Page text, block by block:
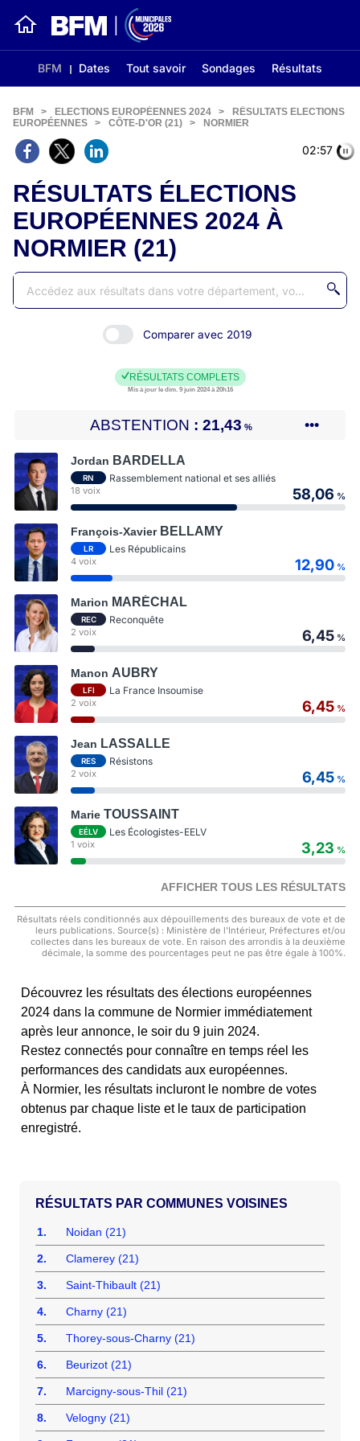
BFM Dates Tout savoir Sondages Résultats
02:56
BFM > ELECTIONS EUROPÉENNES 2024 >
RÉSULTATS ELECTIONS
EUROPÉENNES
> CÔTE-D'OR (21) > NORMIER
RÉSULTATS ÉLECTIONS
EUROPÉENNES 2024 À
NORMIER (21)
Comparer avec 2019
RÉSULTATS COMPLETS
Mis à jour le dim. 9 juin 2024 à 20h16
ABSTENTION 21,43 % •••
Jordan BARDELLA
RN Rassemblement national et ses alliés
18 voix 58,06 %
François-Xavier BELLAMY
LR Les Républicains
4 voix 12,90 %
Marion MARÉCHAL
REC Reconquête
2 voix 6,45 %
Manon AUBRY
LFI La France Insoumise
2 voix 6,45 %
Jean LASSALLE
RES Résistons
2 voix 6,45 %
Marie TOUSSAINT
EÉLV Les Écologistes-EELV
1 voix 3,23 %
AFFICHER TOUS LES RÉSULTATS
Résultats réels conditionnés aux dépouillements des bureaux de vote et de
leurs publications. Source(s) : Ministère de l'Intérieur, Préfectures et/ou
collectes dans les bureaux de vote. En raison des arrondis à la deuxième
décimale, la somme des pourcentages peut ne pas être égale à 100%.
Découvrez les résultats des élections européennes
2024 dans la commune de Normier immédiatement
après leur annonce, le soir du 9 juin 2024.
Restez connectés pour connaître en temps réel les
performances des candidats aux européennes.
À Normier, les résultats incluront le nombre de votes
obtenus par chaque liste et le taux de participation
enregistré.
COMMUNES VOISINES
1. Noidan (21)
2. Clamerey (21)
3. Saint-Thibault (21)
4. Charny (21)
5. Thorey-sous-Charny (21)
6. Beurizot (21)
7. Marcigny-sous-Thil (21)
8. Velogny (21)